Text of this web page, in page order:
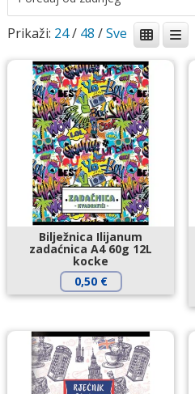
Prikaži: 24/ 48 /
Bilježnica Ilijanum
zadaćnica A4 60g 12L
kocke
0,50 €